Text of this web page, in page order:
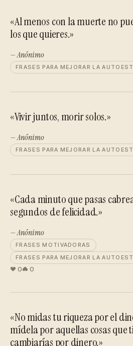
«Al menos con la muerte no
los que quieres.»
— Anónimo
FRASES PARA MEJORAR LA
«Vivir juntos, morir solos.»
— Anónimo
FRASES PARA MEJORAR LA
«Cada minuto que pasas
segundos de felicidad.»
— Anónimo
FRASES MOTIVADORAS
FRASES PARA MEJORAR LA
0 0
«No midas tu riqueza por el
mídela por aquellas cosas que
cambiarías por dinero.»